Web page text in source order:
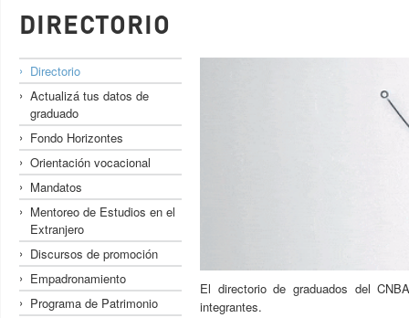
DIRECTORIO
Directorio
Actualizá tus datos de
graduado
Fondo Horizontes
Orientación vocacional
Mandatos
Mentoreo de Estudios en el
Extranjero
Discursos de promoción
Empadronamiento
Programa de Patrimonio
El directorio de graduados del
integrantes.